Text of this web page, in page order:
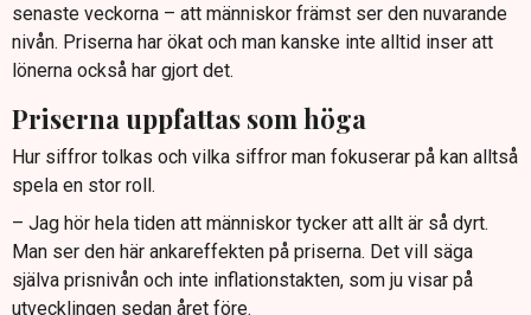
senaste veckorna – att människor främst ser den nuvarande
nivån. Priserna har ökat och man kanske inte alltid inser att
lönerna också har gjort det.
Priserna uppfattas som höga
Hur siffror tolkas och vilka siffror man fokuserar på kan alltså
spela en stor roll.
– Jag hör hela tiden att människor tycker att allt är så dyrt.
Man ser den här ankareffekten på priserna. Det vill säga
själva prisnivån och inte inflationstakten, som ju visar på
utvecklingen sedan året före.